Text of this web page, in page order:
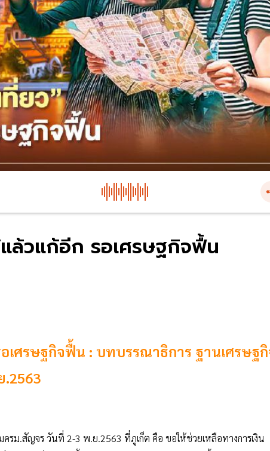
ล้วแก้อีก รอเศรษฐกิจฟื้น
อเศรษฐกิจฟื้น : บทบรรณาธิการ ฐานเศรษฐ
ครม.สัญจร วันที่ 2-3 พ.ย.2563 ที่ภูเก็ต คือ ขอให้ช่วยเหลือทางการเงิน